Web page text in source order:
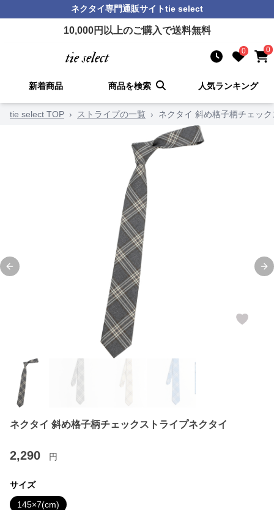
ネクタイ専門通販サイトtie select
10,000円以上のご購入で送料無料
0 0
新着商品 商品を検索 人気ランキング
tie select TOP › ストライプの一覧 › ネクタイ 斜め格子柄チェッ
Previous slide
ネクタイ 斜め格子柄チェックストライプネクタイ
2,290 円
サイズ
145×7(cm)